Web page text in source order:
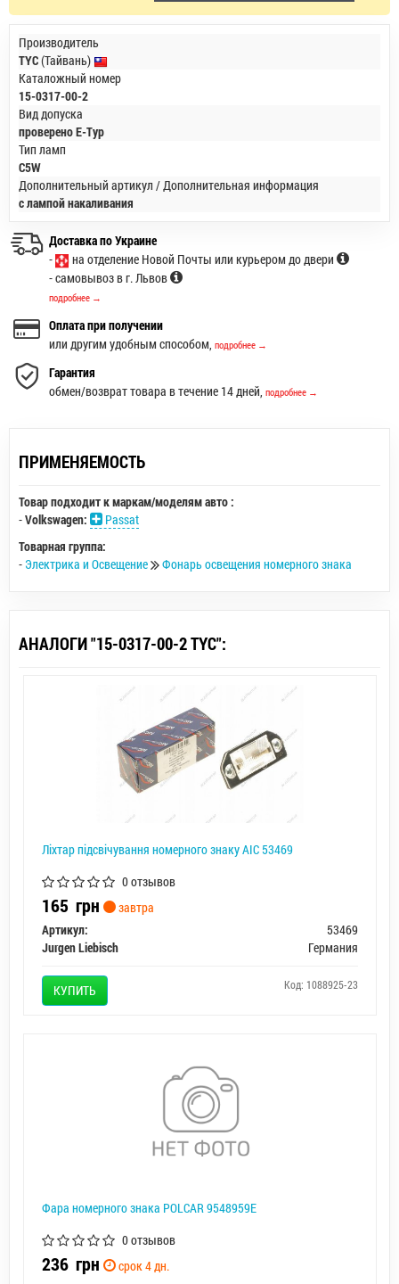
Производитель
TYC(Тайвань)
Каталожный номер
15-0317-00-2
Вид допуска
проверено E-Typ
Тип ламп
C5W
Дополнительный артикул / Дополнительная информация
с лампой накаливания
Доставка по Украине
-
на отделение Новой Почты или курьером до двери
- самовывоз в г. Львов
подробнее →
Оплата при получении
или другим удобным способом, подробнее →
Гарантия
обмен/возврат товара в течение 14 дней, подробнее →
ПРИМЕНЯЕМОСТЬ
Товар подходит к маркам/моделям авто :
-Volkswagen:
Passat
Товарная группа:
- Электрика и Освещение Фонарь освещения номерного знака
АНАЛОГИ "15-0317-00-2 TYC":
Ліхтар підсвічування номерного знаку AIC 53469
0 отзывов
165 грн
завтра
Артикул:
53469
Jurgen Liebisch
Германия
КУПИТЬ Код: 1088925-23
Фара номерного знака POLCAR 9548959E
0 отзывов
236 грн
срок 4 дн.